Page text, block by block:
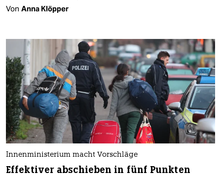
Von Anna Klöpper
Innenministerium macht Vorschläge
Effektiver abschieben in fünf Punkten